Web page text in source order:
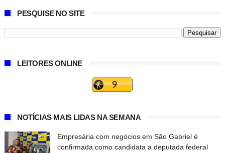
PESQUISE NO SITE
LEITORES ONLINE
NOTÍCIAS MAIS LIDAS NA SEMANA
Empresária com negócios em São Gabriel é
confirmada como candidata a deputada federal